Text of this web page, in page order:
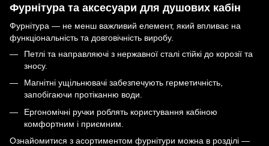
Фурнітура та аксесуари для душових кабін
Фурнітура — не менш важливий елемент, який впливає на
функціональність та довговічність виробу.
Петлі та направляючі з нержавної сталі стійкі до корозії та
зносу.
Магнітні ущільнювачі забезпечують герметичність,
запобігаючи протіканню води.
Ергономічні ручки роблять користування кабіною
комфортним і приємним.
Ознайомитися з асортиментом фурнітури можна в розділі —